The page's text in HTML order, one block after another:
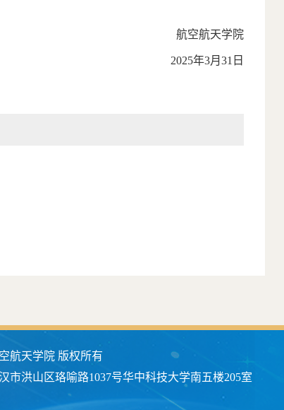
航空航天学院
2025年3月31 日
航天学院 版权所有
市洪山区珞喻路1037号华中科技大学南五楼205室